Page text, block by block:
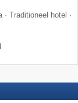
Traditioneel hotel ·